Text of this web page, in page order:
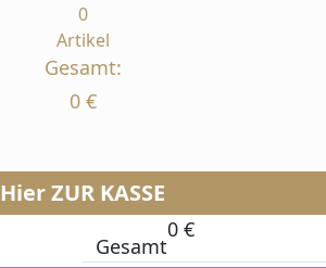
0
Artikel
Gesamt:
0 €
Hier ZUR KASSE
Gesamt
0 €